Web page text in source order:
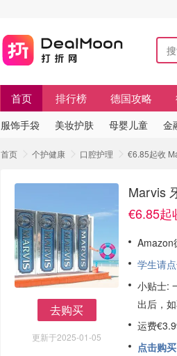
首页 排行榜 德国攻略
服饰手袋 美妆护肤 母婴儿童 金
首页 个护健康 口腔护理 €6.85起收
去购买
更新于2025-01-05
Marvis
€6.85起
Amazon
学生请
小贴士:
出后，
运费
点击购